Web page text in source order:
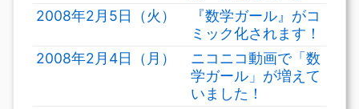
2008年2月5日（火）
『数学ガール』がコ
ミック化されます！
2008年2月4日（月）
ニコニコ動画で「数
学ガール」が増えて
いました！